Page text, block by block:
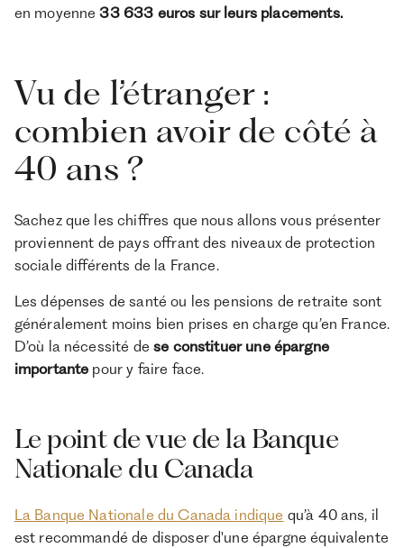
en moyenne33 633 euros sur leurs placements.
Vu de l’étranger :
combien avoir de côté à
40 ans ?
Sachez que les chiffres que nous allons vous présenter
proviennent de pays offrant des niveaux de protection
sociale différents de la France.
Les dépenses de santé ou les pensions de retraite sont
généralement moins bien prises en charge qu’en France.
D’où la nécessité de se constituer une épargne
importante pour y faire face.
Le point de vue de la Banque
Nationale du Canada
La Banque Nationale du Canada indique qu’à 40 ans, il
est recommandé de disposer d'une épargne équivalente